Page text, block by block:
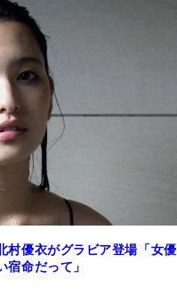
村優衣がグラビア登場「女優
宿命だって」